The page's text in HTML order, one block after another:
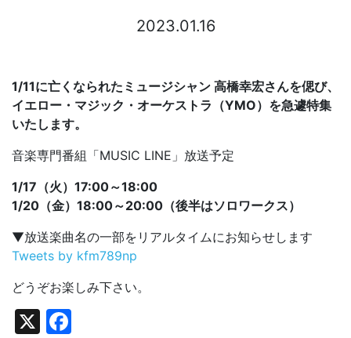
2023.01.16
1/11に亡くなられたミュージシャン 高橋幸宏さんを偲び、
イエロー・マジック・オーケストラ（YMO）を急遽特集
いたします。
音楽専門番組「MUSIC LINE」放送予定
1/17（火）17:00～18:00
1/20（金）18:00～20:00（後半はソロワークス）
▼放送楽曲名の一部をリアルタイムにお知らせします
Tweets by kfm789np
どうぞお楽しみ下さい。
X